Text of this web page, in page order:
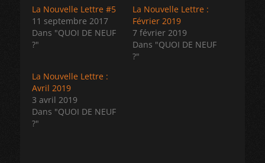
La Nouvelle Lettre #5
11 septembre 2017
Dans "QUOI DE NEUF
?"
La Nouvelle Lettre :
Février 2019
7 février 2019
Dans "QUOI DE NEUF
?"
La Nouvelle Lettre :
Avril 2019
3 avril 2019
Dans "QUOI DE NEUF
?"